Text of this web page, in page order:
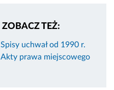
ZOBACZ TEŻ:
Spisy uchwał od 1990 r.
Akty prawa miejscowego